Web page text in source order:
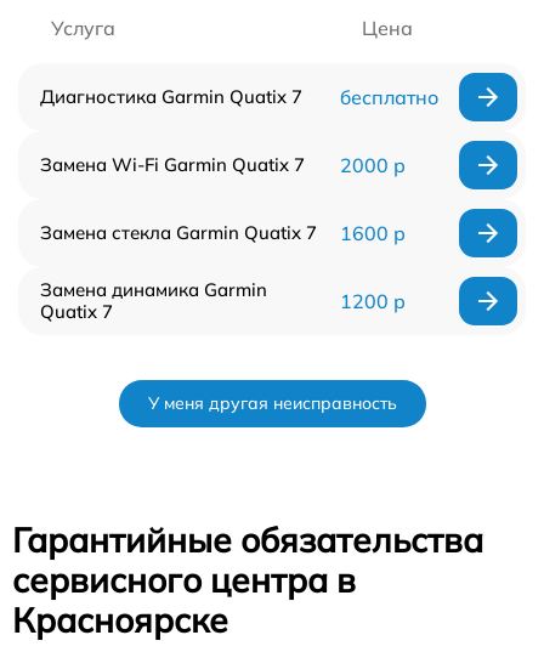
Услуга Цена
Диагностика Garmin Quatix 7 бесплатно
Замена Wi-Fi Garmin Quatix 7 2000 р
Замена стекла Garmin Quatix 7 1600 р
Замена динамика Garmin
Quatix 7
1200 р
У меня другая неисправность
Гарантийные обязательства
сервисного центра в
Красноярске